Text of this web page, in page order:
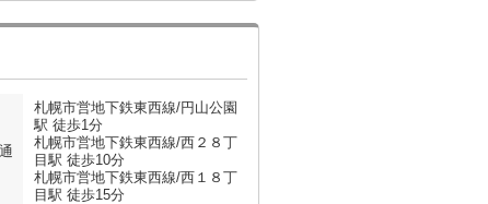
札幌市営地下鉄東西線/円山公園
駅 徒歩1分
札幌市営地下鉄東西線/西２８丁
目駅 徒歩10分
札幌市営地下鉄東西線/西１８丁
目駅 徒歩15分